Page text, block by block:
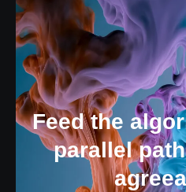
Feed the
parallel